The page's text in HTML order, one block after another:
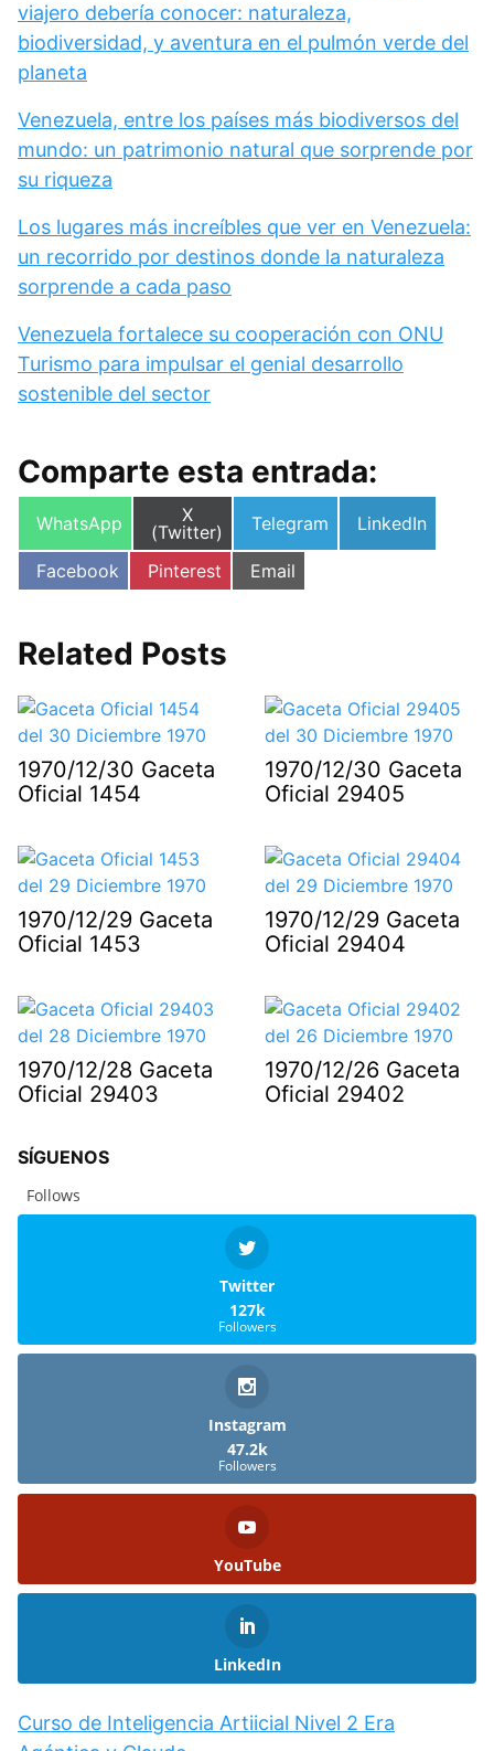
viajero debería conocer: naturaleza,
biodiversidad, y aventura en el pulmón verde del
planeta
Venezuela, entre los países más biodiversos del
mundo: un patrimonio natural que sorprende por
su riqueza
Los lugares más increíbles que ver en Venezuela:
un recorrido por destinos donde la naturaleza
sorprende a cada paso
Venezuela fortalece su cooperación con ONU
Turismo para impulsar el genial desarrollo
sostenible del sector
Comparte esta entrada:
Compartir
WhatsApp
Compartir
en
X
(Twitter)
Compartir
Telegram
Compartir
LinkedIn
Compartir
en
Facebook
Compartir
en
Pinterest
Compartir
en
Email
Related Posts
1970/12/30 Gaceta
Oficial 1454
1970/12/30 Gaceta
Oficial 29405
1970/12/29 Gaceta
Oficial 1453
1970/12/29 Gaceta
Oficial 29404
1970/12/28 Gaceta
Oficial 29403
1970/12/26 Gaceta
Oficial 29402
SÍGUENOS
Follows
Twitter
127k
Followers
Instagram
47.2k
Followers
YouTube
LinkedIn
Curso de Inteligencia Artiicial Nivel 2 Era